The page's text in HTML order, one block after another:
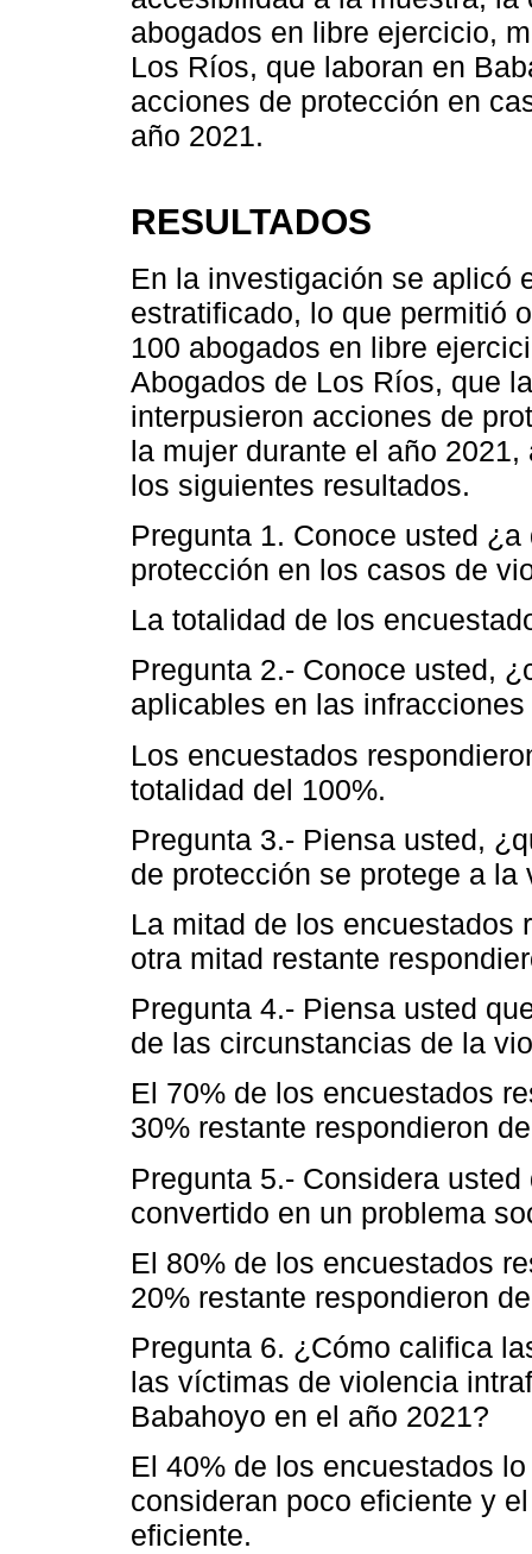
abogados en libre ejercicio,
Los Ríos, que laboran en
acciones de protección en
año 2021.
RESULTADOS
En la investigación se aplicó
estratificado, lo que permitió
100 abogados en libre
Abogados de Los Ríos, que
interpusieron acciones de
la mujer durante el año
los siguientes resultados.
Pregunta 1. Conoce usted
protección en los casos de
La totalidad de los
Pregunta 2.- Conoce usted,
aplicables en las
Los encuestados
totalidad del 100%.
Pregunta 3.- Piensa usted,
de protección se protege a
La mitad de los encuestados
otra mitad restante
Pregunta 4.- Piensa usted
de las circunstancias de la
El 70% de los encuestados
30% restante respondieron
Pregunta 5.- Considera
convertido en un problema
El 80% de los encuestados
20% restante respondieron
Pregunta 6. ¿Cómo califica
las víctimas de violencia
Babahoyo en el año 2021?
El 40% de los encuestados
consideran poco eficiente y
eficiente.